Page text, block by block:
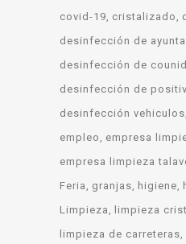
covid-19 cristalizado
desinfección de
desinfección de
desinfección de
desinfección vehiculos
empleo
empresa
empresa limpieza
Feria
granjas higiene
Limpieza
limpieza
limpieza de carreteras